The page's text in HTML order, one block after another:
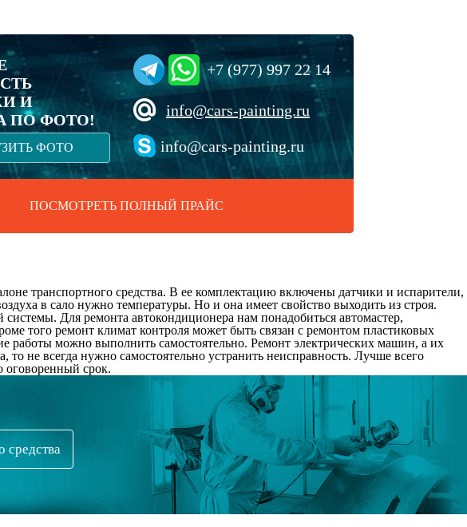
И
ПО ФОТО!
ФОТО
+7 (977) 997 22 14
info@cars-painting.ru
info@cars-painting.ru
ПОСМОТРЕТЬ ПОЛНЫЙ ПРАЙС
транспортного средства. В ее комплектацию включены датчики и испарители,
в сало нужно температуры. Но и она имеет свойство выходить из строя.
Для ремонта автокондиционера нам понадобиться автомастер,
того ремонт климат контроля может быть связан с ремонтом пластиковых
работы можно выполнить самостоятельно. Ремонт электрических машин, а их
то не всегда нужно самостоятельно устранить неисправность. Лучше всего
оговоренный срок.
средства